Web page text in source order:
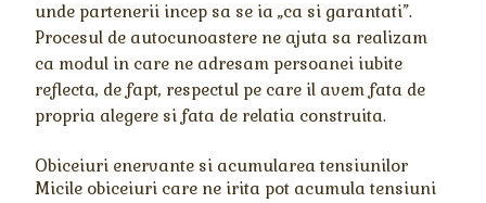
unde partenerii incep sa se ia „ca si garantati”.
Procesul de autocunoastere ne ajuta sa realizam
ca modul in care ne adresam persoanei iubite
reflecta, de fapt, respectul pe care il avem fata de
propria alegere si fata de relatia construita.
Obiceiuri enervante si acumularea tensiunilor
Micile obiceiuri care ne irita pot acumula tensiuni